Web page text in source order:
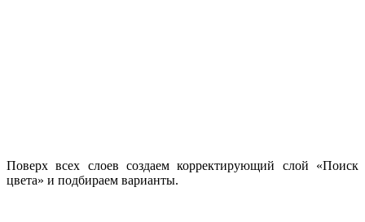
Поверх всех слоев создаем корректирующий слой «Поиск
цвета» и подбираем варианты.